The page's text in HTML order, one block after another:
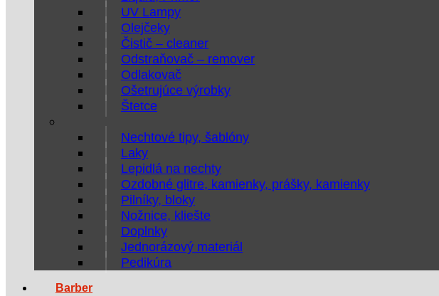
UV Lampy
Olejčeky
Čistič – cleaner
Odstraňovač – remover
Odlakovač
Ošetrujúce výrobky
Štetce
Nechtové tipy, šablóny
Laky
Lepidlá na nechty
Ozdobné glitre, kamienky, prášky, kamienky
Pilníky, bloky
Nožnice, kliešte
Doplnky
Jednorázový materiál
Pedikúra
Barber